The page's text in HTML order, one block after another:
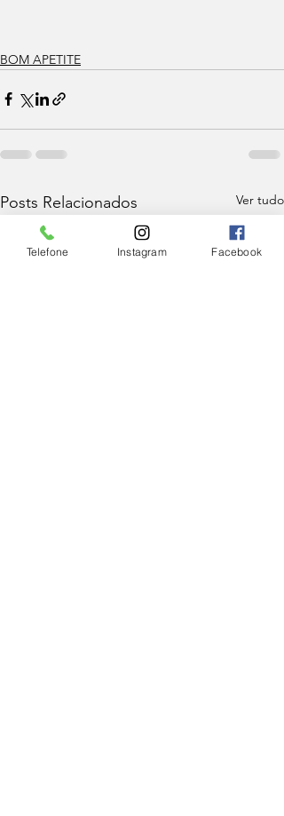
BOM APETITE
Posts Relacionados Ver tudo
Telefone Instagram Facebook